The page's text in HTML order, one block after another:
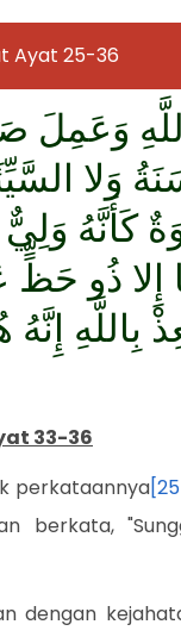
Ayat 25-36
وَعَمِلَ
الْحَسَنَةُ
إِنَّهُ
33-36
perkataannya
berkata,
dengan